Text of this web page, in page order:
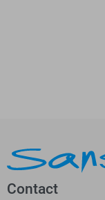
Contact